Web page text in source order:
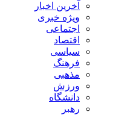
آخرین اخبار
ویژه خبری
اجتماعی
اقتصاد
سیاسی
فرهنگ
مذهبی
ورزش
دانشگاه
رهبر